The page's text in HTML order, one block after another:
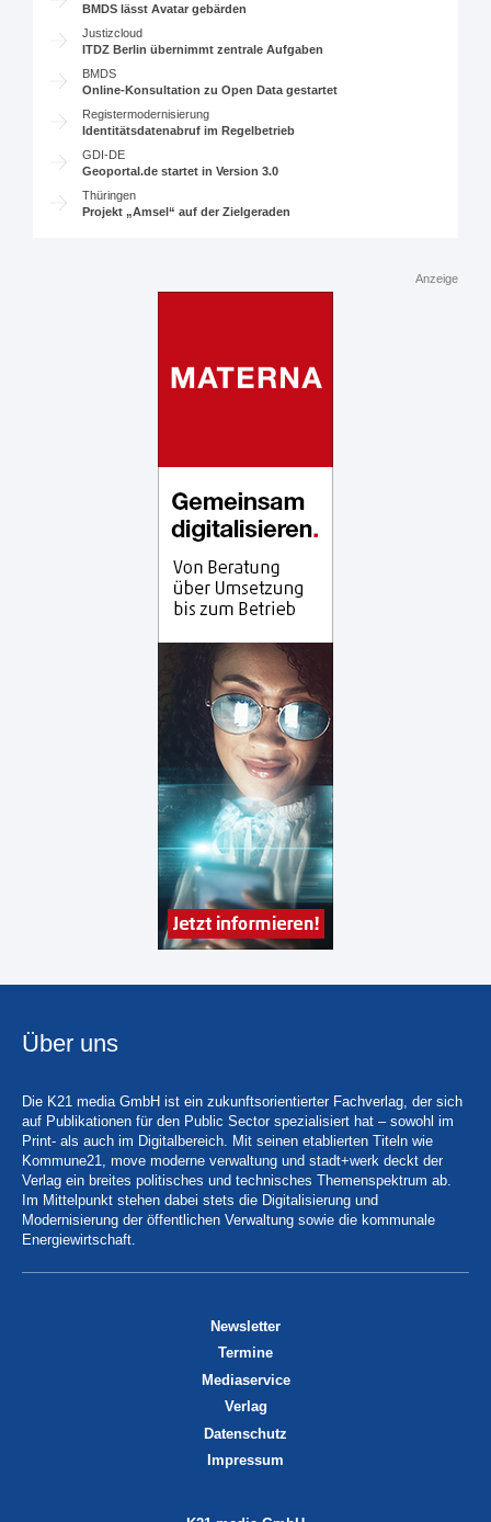
BMDS lässt Avatar gebärden
Justizcloud
ITDZ Berlin übernimmt zentrale Aufgaben
BMDS
Online-Konsultation zu Open Data gestartet
Registermodernisierung
Identitätsdatenabruf im Regelbetrieb
GDI-DE
Geoportal.de startet in Version 3.0
Thüringen
Projekt „Amsel“ auf der Zielgeraden
Anzeige
Über uns
Die K21 media GmbH ist ein zukunftsorientierter Fachverlag, der sich
auf Publikationen für den Public Sector spezialisiert hat – sowohl im
Print- als auch im Digitalbereich. Mit seinen etablierten Titeln wie
Kommune21, move moderne verwaltung und stadt+werk deckt der
Verlag ein breites politisches und technisches Themenspektrum ab.
Im Mittelpunkt stehen dabei stets die Digitalisierung und
Modernisierung der öffentlichen Verwaltung sowie die kommunale
Energiewirtschaft.
Newsletter
Termine
Mediaservice
Verlag
Datenschutz
Impressum